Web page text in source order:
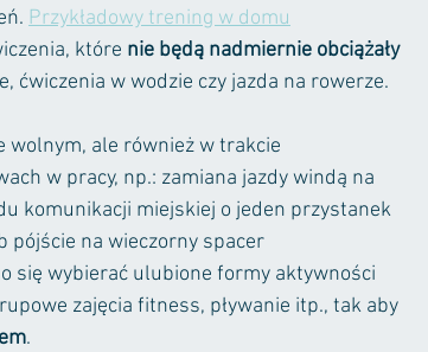
Przykładowy trening w domu
które nie będą nadmiernie obciążały
ćwiczenia w wodzie czy jazda na rowerze.
wolnym, ale również w trakcie
w pracy, np.: zamiana jazdy windą na
komunikacji miejskiej o jeden przystanek
pójście na wieczorny spacer
się wybierać ulubione formy aktywności
zajęcia fitness, pływanie itp., tak aby
.